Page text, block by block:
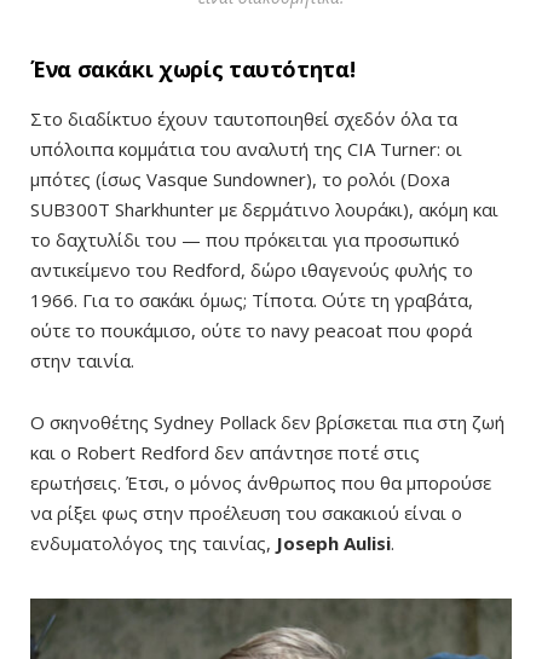
Ένα σακάκι χωρίς ταυτότητα!
Στο διαδίκτυο έχουν ταυτοποιηθεί σχεδόν όλα τα
υπόλοιπα κομμάτια του αναλυτή της CIA Turner: οι
μπότες (ίσως Vasque Sundowner), το ρολόι (Doxa
SUB300T Sharkhunter με δερμάτινο λουράκι), ακόμη και
το δαχτυλίδι του — που πρόκειται για προσωπικό
αντικείμενο του Redford, δώρο ιθαγενούς φυλής το
1966. Για το σακάκι όμως; Τίποτα. Ούτε τη γραβάτα,
ούτε το πουκάμισο, ούτε το navy peacoat που φορά
στην ταινία.
Ο σκηνοθέτης Sydney Pollack δεν βρίσκεται πια στη ζωή
και ο Robert Redford δεν απάντησε ποτέ στις
ερωτήσεις. Έτσι, ο μόνος άνθρωπος που θα μπορούσε
να ρίξει φως στην προέλευση του σακακιού είναι ο
ενδυματολόγος της ταινίας, Joseph Aulisi.